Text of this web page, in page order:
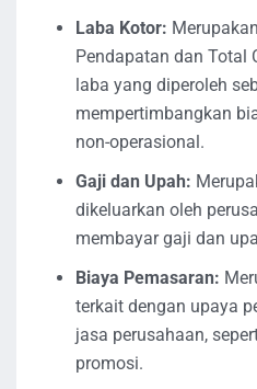
Laba Kotor:
Pendapatan dan Total
laba yang diperoleh
mempertimbangkan
non-operasional.
Gaji dan Upah:
dikeluarkan oleh
membayar gaji dan
Biaya Pemasaran:
terkait dengan upaya
jasa perusahaan,
promosi.